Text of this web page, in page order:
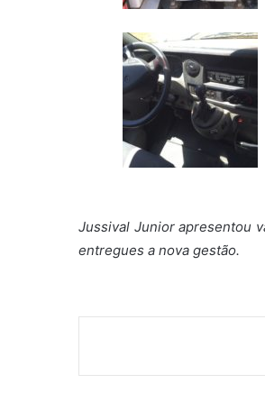
Jussival Junior apresentou
entregues a nova gestão.